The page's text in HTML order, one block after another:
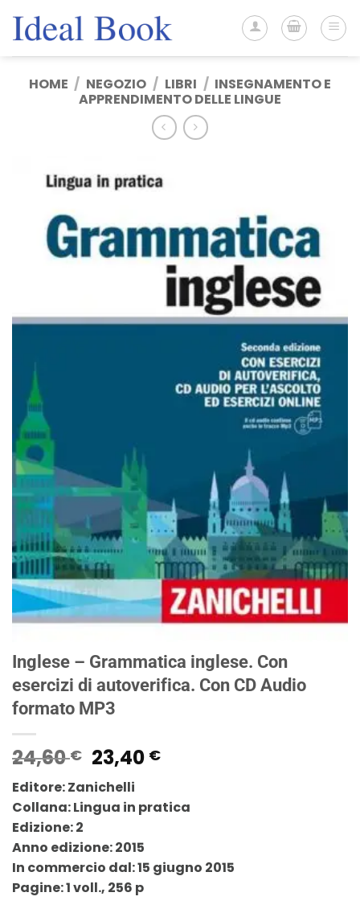
HOME / NEGOZIO / LIBRI / INSEGNAMENTO E
APPRENDIMENTO DELLE LINGUE
Inglese – Grammatica inglese. Con
esercizi di autoverifica. Con CD Audio
formato MP3
24,60€ Il
prezzo
originale
era:
23,40 €Il
attuale
è:
Editore: Zanichelli
Collana: Lingua in pratica
Edizione: 2
Anno edizione: 2015
In commercio dal: 15 giugno 2015
Pagine: 1 voll., 256 p